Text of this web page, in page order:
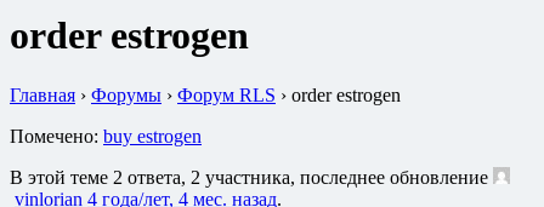
order estrogen
Главная › Форумы › Форум RLS › order estrogen
Помечено: buy estrogen
В этой теме 2 ответа, 2 участника, последнее обновление
vinlorian 4 года/лет, 4 мес. назад.